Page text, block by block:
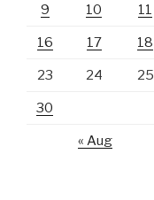
9 10 11
16 17 18
23 24 25
30
« Aug